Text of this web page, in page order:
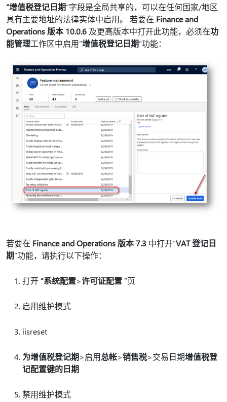
“增值税登记日期”字段是全局共享的，可以在任何国家/地区
具有主要地址的法律实体中启用。 若要在 Finance and
Operations 版本 10.0.6 及更高版本中打开此功能，必须在功
能管理工作区中启用“增值税登记日期”功能：
若要在 Finance and Operations 版本 7.3 中打开“VAT 登记日
期”功能，请执行以下操作：
打开“系统配置>许可证配置 ”页
启用维护模式
iisreset
为增值税登记期>启用总帐>销售税>交易日期增值税登
记配置键的日期
禁用维护模式